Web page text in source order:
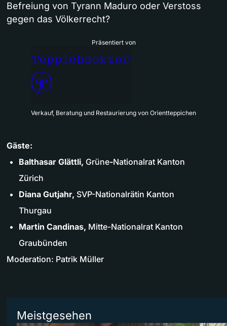
Befreiung von Tyrann Maduro oder Verstoss
gegen das Völkerrecht?
Präsentiert von
Verkauf, Beratung und Restaurierung von Orientteppichen
Gäste:
Balthasar Glättli, Grüne-Nationalrat Kanton
Zürich
Diana Gutjahr, SVP-Nationalrätin Kanton
Thurgau
Martin Candinas, Mitte-Nationalrat Kanton
Graubünden
Moderation: Patrik Müller
Meistgesehen